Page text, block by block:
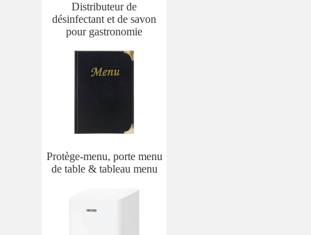
Distributeur de
désinfectant et de savon
pour gastronomie
Protège-menu, porte menu
de table & tableau menu